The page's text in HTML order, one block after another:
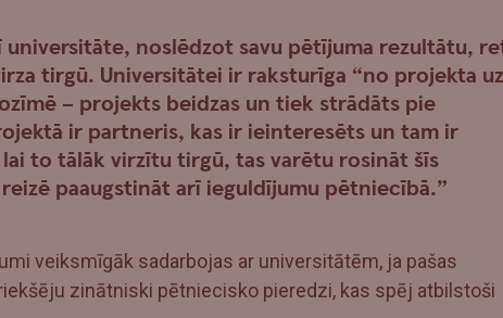
universitāte, noslēdzot savu pētījuma rezultātu,
tirgū. Universitātei ir raksturīga “no projekta uz
– projekts beidzas un tiek strādāts pie
ir partneris, kas ir ieinteresēts un tam ir
to tālāk virzītu tirgū, tas varētu rosināt šīs
paaugstināt arī ieguldījumu pētniecībā.”
veiksmīgāk sadarbojas ar universitātēm, ja pašas
zinātniski pētniecisko pieredzi, kas spēj atbilstoši